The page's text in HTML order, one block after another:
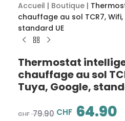
Accueil | Boutique |
chauffage au sol TCR7,
standard UE
Thermostat
chauffage au sol
Tuya, Google,
CHF79.90 CHF 64.90